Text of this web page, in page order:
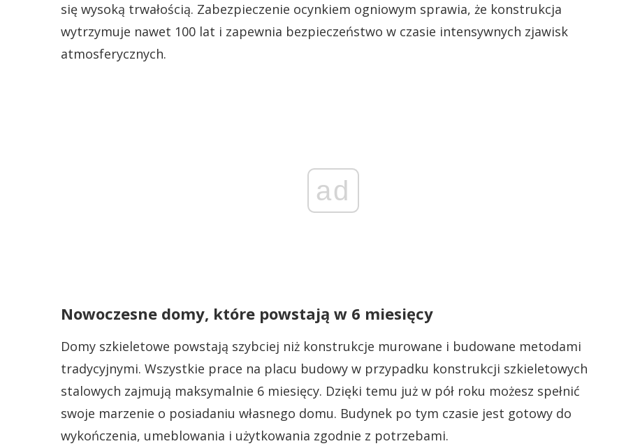
się wysoką trwałością. Zabezpieczenie ocynkiem ogniowym sprawia, że konstrukcja
wytrzymuje nawet 100 lat i zapewnia bezpieczeństwo w czasie intensywnych zjawisk
atmosferycznych.
ad
Nowoczesne domy, które powstają w 6 miesięcy
Domy szkieletowe powstają szybciej niż konstrukcje murowane i budowane metodami
tradycyjnymi. Wszystkie prace na placu budowy w przypadku konstrukcji szkieletowych
stalowych zajmują maksymalnie 6 miesięcy. Dzięki temu już w pół roku możesz spełnić
swoje marzenie o posiadaniu własnego domu. Budynek po tym czasie jest gotowy do
wykończenia, umeblowania i użytkowania zgodnie z potrzebami.